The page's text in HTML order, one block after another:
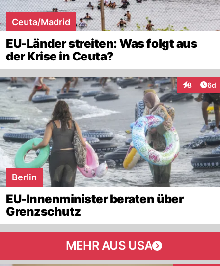
Ceuta/Madrid
EU-Länder streiten: Was folgt aus
der Krise in Ceuta?
8 6d
Berlin
EU-Innenminister beraten über
Grenzschutz
MEHR AUS USA